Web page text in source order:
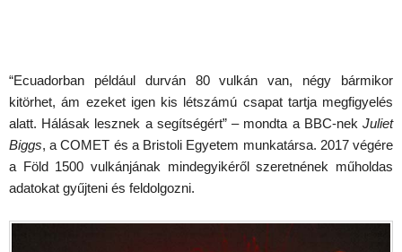
“Ecuadorban például durván 80 vulkán van, négy bármikor
kitörhet, ám ezeket igen kis létszámú csapat tartja megfigyelés
alatt. Hálásak lesznek a segítségért” – mondta a BBC-nek Juliet
Biggs, a COMET és a Bristoli Egyetem munkatársa. 2017 végére
a Föld 1500 vulkánjának mindegyikéről szeretnének műholdas
adatokat gyűjteni és feldolgozni.